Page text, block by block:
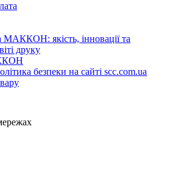
МАККОН: якість, інновації та
друку
безпеки на сайті scc.com.ua